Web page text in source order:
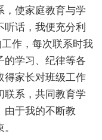
，使家庭教育与学
话，我便充分利
作，每次联系时我
的学习、纪律等各
得家长对班级工作
联系，共同教育学
由于我的不断教